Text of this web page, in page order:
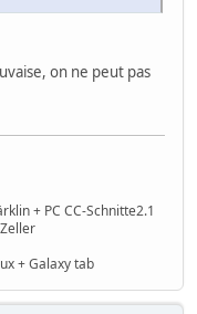
on ne peut pas
+ PC CC-Schnitte2.1
+ Galaxy tab